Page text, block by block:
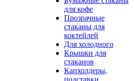
для кофе
Прозрачные
стаканы для
коктейлей
Для холодного
Крышки для
стаканов
Капхолдеры,
подставки